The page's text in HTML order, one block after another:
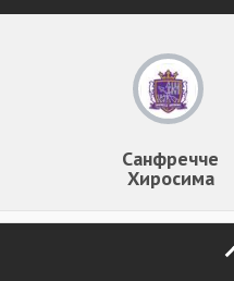
Санфречче
Хиросима